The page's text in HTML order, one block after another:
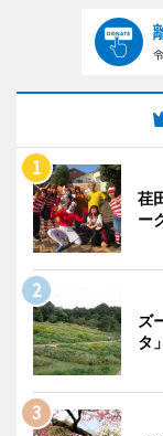
荏
ー
ズ
タ